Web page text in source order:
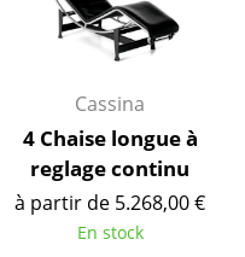
Cassina
4 Chaise longue à
reglage continu
à partir de 5.268,00 €
En stock